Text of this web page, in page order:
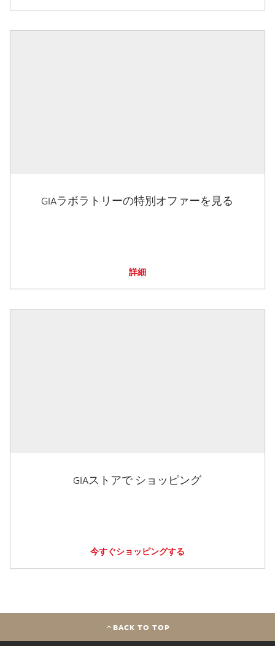
GIAラボラトリーの特別オファーを見る
詳細
GIAストアで ショッピング
今すぐショッピングする
BACK TO TOP